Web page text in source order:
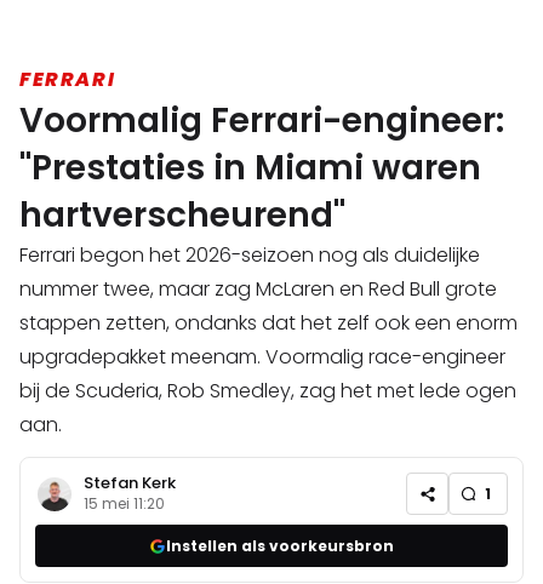
FERRARI
Voormalig Ferrari-engineer:
"Prestaties in Miami waren
hartverscheurend"
Ferrari begon het 2026-seizoen nog als duidelijke
nummer twee, maar zag McLaren en Red Bull grote
stappen zetten, ondanks dat het zelf ook een enorm
upgradepakket meenam. Voormalig race-engineer
bij de Scuderia, Rob Smedley, zag het met lede ogen
aan.
Stefan Kerk
15 mei 11:20 1
Instellen als voorkeursbron